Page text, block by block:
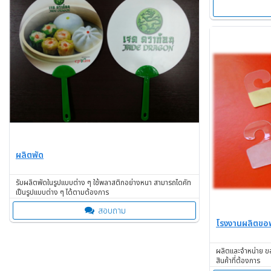
ผลิตพัด
รับผลิตพัดในรูปแบบต่าง ๆ ใช้พลาสติกอย่างหนา สามารถไดคัท
เป็นรูปแบบต่าง ๆ ได้ตามต้องการ
สอบถาม
โรงงานผลิต
ผลิตและจำหน่าย
สินค้าที่ต้องการ